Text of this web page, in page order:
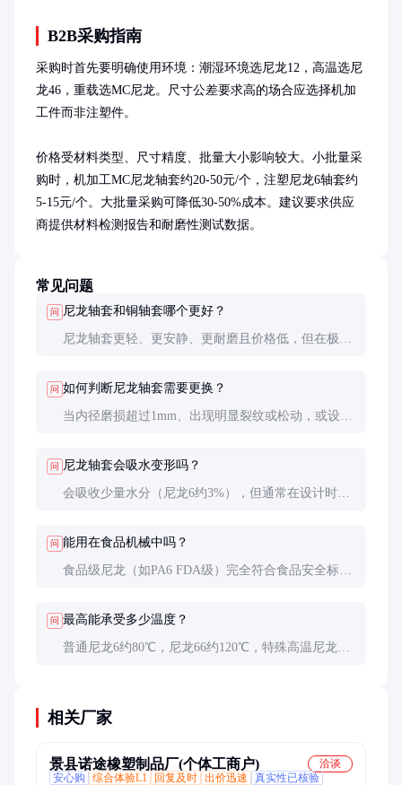
B2B采购指南
采购时首先要明确使用环境：潮湿环境选尼龙12，高温选尼
龙46，重载选MC尼龙。尺寸公差要求高的场合应选择机加
工件而非注塑件。
价格受材料类型、尺寸精度、批量大小影响较大。小批量采
购时，机加工MC尼龙轴套约20-50元/个，注塑尼龙6轴套约
5-15元/个。大批量采购可降低30-50%成本。建议要求供应
商提供材料检测报告和耐磨性测试数据。
常见问题
问 尼龙轴套和铜轴套哪个更好？
尼龙轴套更轻、更安静、更耐磨且价格低，但在极端
问 如何判断尼龙轴套需要更换？
当内径磨损超过1mm、出现明显裂纹或松动，或设备
问 尼龙轴套会吸水变形吗？
会吸收少量水分（尼龙6约3%），但通常在设计时已
问 能用在食品机械中吗？
食品级尼龙（如PA6 FDA级）完全符合食品安全标
问 最高能承受多少温度？
普通尼龙6约80℃，尼龙66约120℃，特殊高温尼龙
相关厂家
景县诺途橡塑制品厂(个体工商户)
洽谈
安心购
综合体验L1 回复及时 出价迅速
真实性已核验